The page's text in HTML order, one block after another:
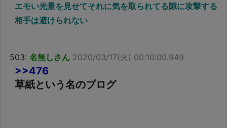
エモい光景を見せてそれに気を取られてる隙に攻撃する
相手は避けられない
503: 名無しさん 2020/03/17(火) 00:10:00.949
>>476
草紙という名のブログ